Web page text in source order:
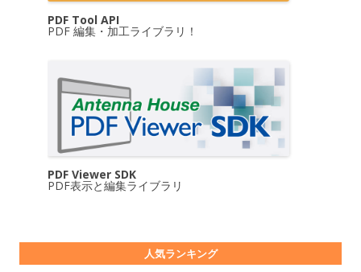
PDF Tool API
PDF 編集・加工ライブラリ！
PDF Viewer SDK
PDF表示と編集ライブラリ
人気ランキング